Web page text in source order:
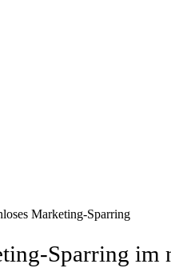
Marketing-Sparring
Sparring im